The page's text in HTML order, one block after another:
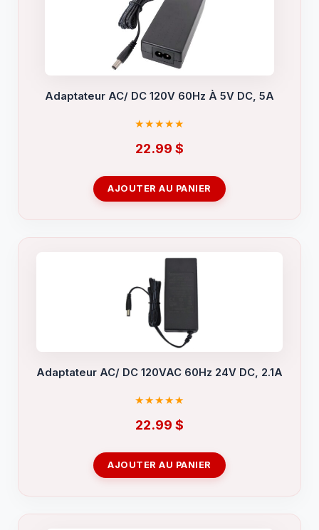
Adaptateur AC/ DC 120V 60Hz À 5V DC, 5A
22.99 $
AJOUTER AU PANIER
Adaptateur AC/ DC 120VAC 60Hz 24V DC, 2.1A
22.99 $
AJOUTER AU PANIER